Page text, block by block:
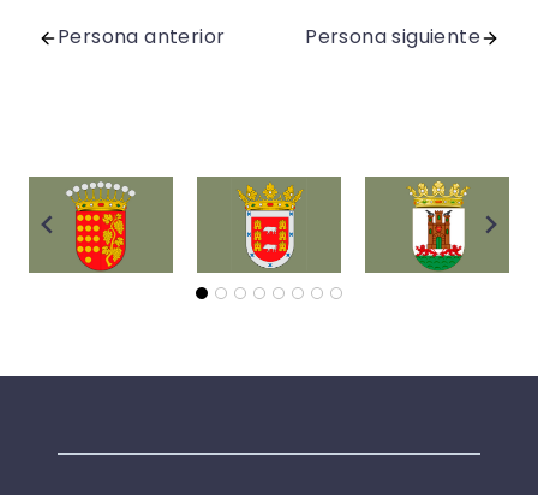
Persona anterior Persona siguiente